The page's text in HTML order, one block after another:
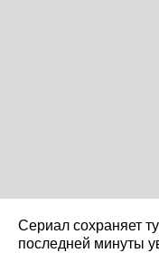
Сериал сохраняет
последней минуты